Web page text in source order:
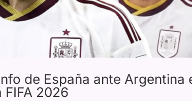
de España ante Argentina
FIFA 2026